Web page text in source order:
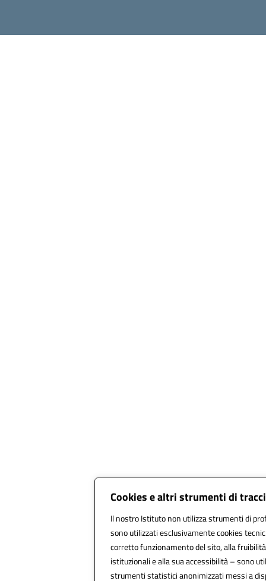
Cookies e altri strumenti di
Il nostro Istituto non utilizza strumenti di
sono utilizzati esclusivamente cookies
corretto funzionamento del sito, alla
istituzionali e alla sua accessibilità – sono
strumenti statistici anonimizzati messi a